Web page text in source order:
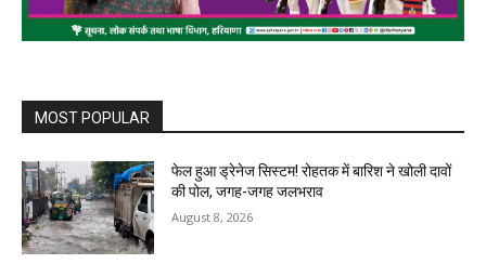
MOST POPULAR
फेल हुआ ड्रेनेज सिस्टम! रोहतक में बारिश ने खोली दावों
की पोल, जगह-जगह जलभराव
August 8, 2026